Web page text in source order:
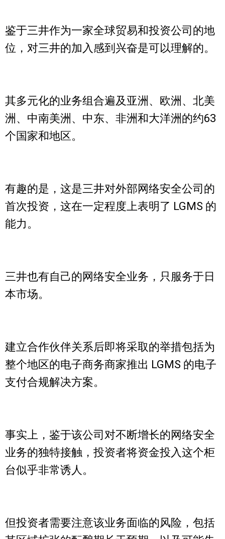
鉴于三井作为一家全球贸易和投资公司的地
位，对三井的加入感到兴奋是可以理解的。
其多元化的业务组合遍及亚洲、欧洲、北美
洲、中南美洲、中东、非洲和大洋洲的约63
个国家和地区。
有趣的是，这是三井对外部网络安全公司的
首次投资，这在一定程度上表明了 LGMS 的
能力。
三井也有自己的网络安全业务，只服务于日
本市场。
建立合作伙伴关系后即将采取的举措包括为
整个地区的电子商务商家推出 LGMS 的电子
支付合规解决方案。
事实上，鉴于该公司对不断增长的网络安全
业务的独特接触，投资者将资金投入这个柜
台似乎非常诱人。
但投资者需要注意该业务面临的风险，包括